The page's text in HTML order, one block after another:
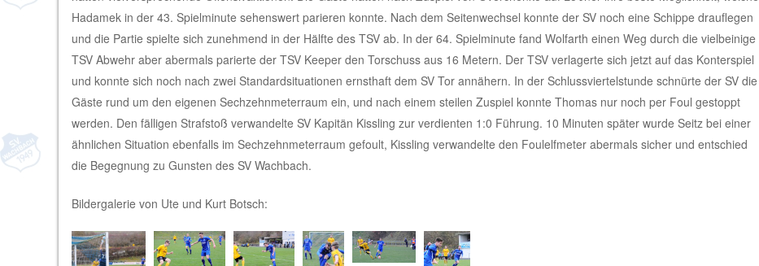
Hadamek in der 43. Spielminute sehenswert parieren konnte. Nach dem Seitenwechsel konnte der SV noch eine Schippe drauflegen
und die Partie spielte sich zunehmend in der Hälfte des TSV ab. In der 64. Spielminute fand Wolfarth einen Weg durch die vielbeinige
TSV Abwehr aber abermals parierte der TSV Keeper den Torschuss aus 16 Metern. Der TSV verlagerte sich jetzt auf das Konterspiel
und konnte sich noch nach zwei Standardsituationen ernsthaft dem SV Tor annähern. In der Schlussviertelstunde schnürte der SV die
Gäste rund um den eigenen Sechzehnmeterraum ein, und nach einem steilen Zuspiel konnte Thomas nur noch per Foul gestoppt
werden. Den fälligen Strafstoß verwandelte SV Kapitän Kissling zur verdienten 1:0 Führung. 10 Minuten später wurde Seitz bei einer
ähnlichen Situation ebenfalls im Sechzehnmeterraum gefoult, Kissling verwandelte den Foulelfmeter abermals sicher und entschied
die Begegnung zu Gunsten des SV Wachbach.
Bildergalerie von Ute und Kurt Botsch: